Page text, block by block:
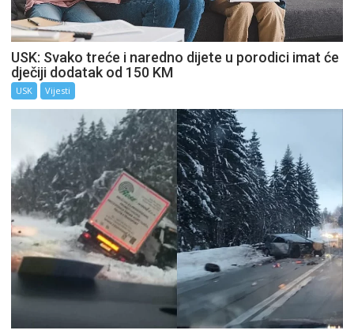
USK: Svako treće i naredno dijete u porodici imat će
dječiji dodatak od 150 KM
USK Vijesti